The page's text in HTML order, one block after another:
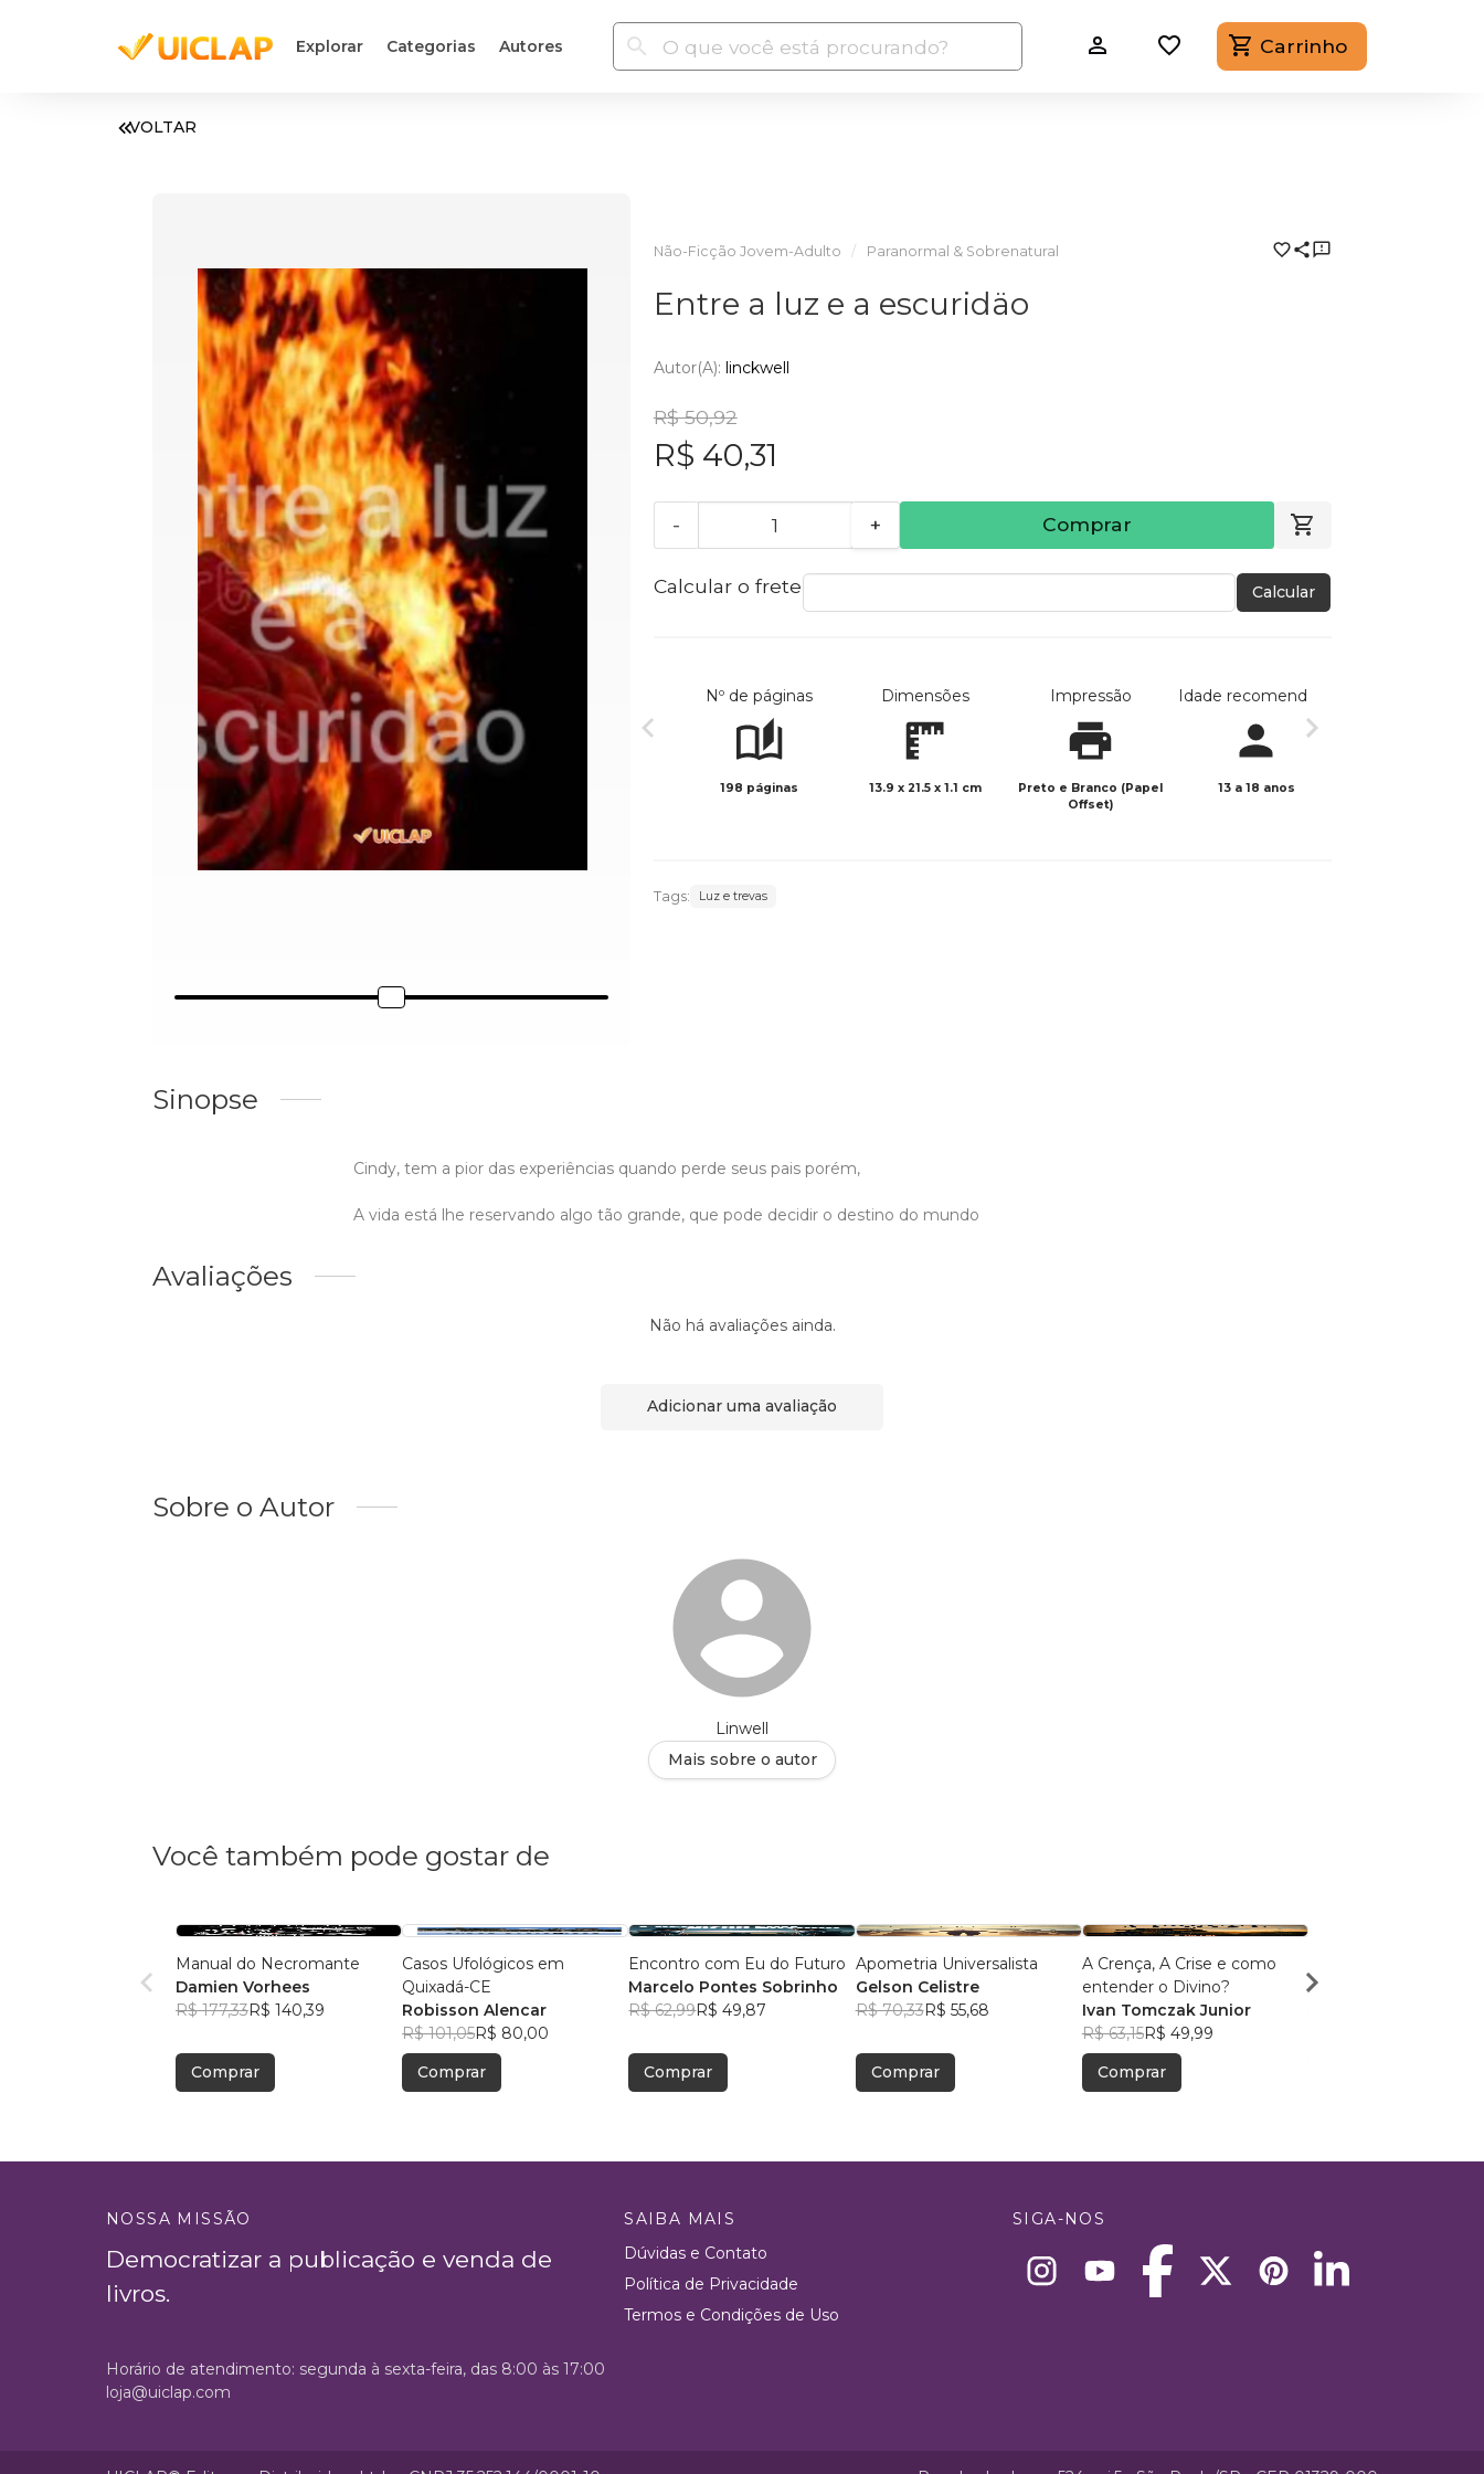
Explorar Categorias Autores Carrinho
VOLTAR
Não-Ficção Jovem-Adulto Paranormal & Sobrenatural
Entre a luz e a escuridäo
Autor(a): linckwell
R$ 50,92
R$ 40,31
- + Comprar
Calcular o frete Calcular
Nº de páginas
198 páginas
Dimensões
13.9 x 21.5 x 1.1 cm
Impressão
Preto e Branco (Papel
Offset)
Idade recomendada
13 a 18 anos
Tags: Luz e trevas
Sinopse
Cindy, tem a pior das experiências quando perde seus pais porém,
A vida está lhe reservando algo tão grande, que pode decidir o destino do mundo
Avaliações
Não há avaliações ainda.
Adicionar uma avaliação
Sobre o Autor
Linwell
Mais sobre o autor
Você também pode gostar de
Manual do Necromante
Damien Vorhees
R$ 177,33R$ 140,39
Comprar
Casos Ufológicos em
Quixadá-CE
Robisson Alencar
R$ 101,05R$ 80,00
Comprar
Encontro com Eu do Futuro
Marcelo Pontes Sobrinho
R$ 62,99R$ 49,87
Comprar
Apometria Universalista
Gelson Celistre
R$ 70,33R$ 55,68
Comprar
A Crença, A Crise e como
entender o Divino?
Ivan Tomczak Junior
R$ 63,15R$ 49,99
Comprar
John Dee
NOSSA MISSÃO
Democratizar a publicação e venda de
livros.
SAIBA MAIS
Dúvidas e Contato
Política de Privacidade
Termos e Condições de Uso
SIGA-NOS
Horário de atendimento: segunda à sexta-feira, das 8:00 às 17:00
loja@uiclap.com